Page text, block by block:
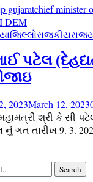
gujaratchief minister
DEM
જિલ્લોરાજકીય
પટેલ
2023March 12, 2023
શ્રી કે સી
ગત તારીખ 9. 3.
Search